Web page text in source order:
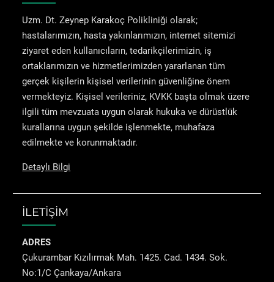
Uzm. Dt. Zeynep Karakoç Polikliniği olarak;
hastalarımızın, hasta yakınlarımızın, internet sitemizi
ziyaret eden kullanıcıların, tedarikçilerimizin, iş
ortaklarımızın ve hizmetlerimizden yararlanan tüm
gerçek kişilerin kişisel verilerinin güvenliğine önem
vermekteyiz. Kişisel verileriniz, KVKK başta olmak üzere
ilgili tüm mevzuata uygun olarak hukuka ve dürüstlük
kurallarına uygun şekilde işlenmekte, muhafaza
edilmekte ve korunmaktadır.
Detaylı Bilgi
İLETİŞİM
ADRES
Çukurambar Kızılırmak Mah. 1425. Cad. 1434. Sok.
No:1/C Çankaya/Ankara